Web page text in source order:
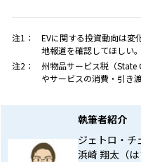
注1：
EVに関する投資動向は変
地報道を確認してほしい。
注2：
州物品サービス税（State
やサービスの消費・引き
執筆者紹介
ジェトロ・チ
浜崎 翔太（は